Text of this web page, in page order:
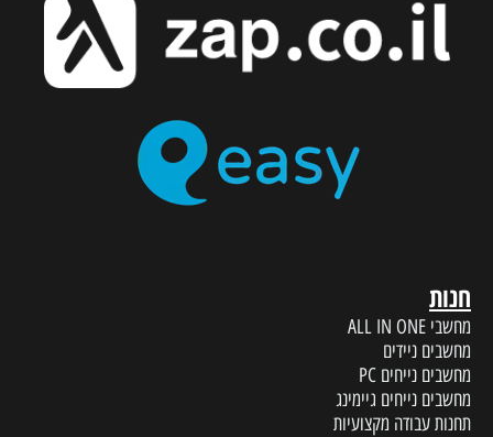
חנות
מחשבי ALL IN ONE
מחשבים ניידים
מחשבים נייחים PC
מחשבים נייחים גיימינג
תחנות עבודה מקצועיות